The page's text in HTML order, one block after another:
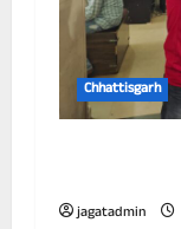
Chhattisgarh
jagatadmin